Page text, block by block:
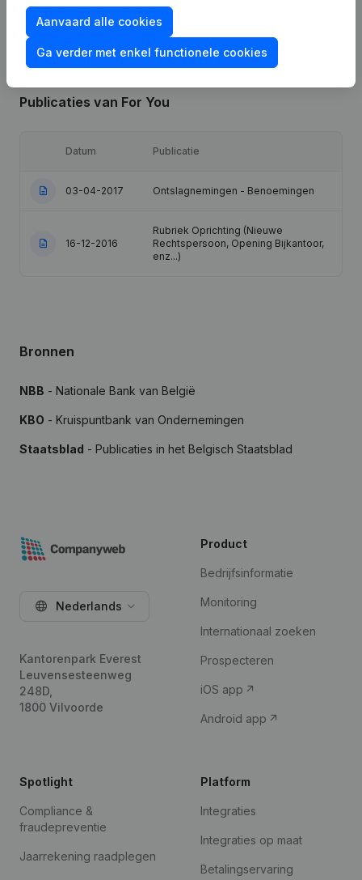
Brutomarge
Publicaties van For You
Datum Publicatie
03-04-2017 Ontslagnemingen - Benoemingen
16-12-2016
Rubriek Oprichting (Nieuwe
Rechtspersoon, Opening Bijkantoor,
enz...)
Bronnen
NBB - Nationale Bank van België
KBO - Kruispuntbank van Ondernemingen
Staatsblad - Publicaties in het Belgisch Staatsblad
Aanvaard alle cookies
Ga verder met enkel functionele cookies
Nederlands
Kantorenpark Everest
Leuvensesteenweg
248D,
1800 Vilvoorde
Product
Bedrijfsinformatie
Monitoring
Internationaal zoeken
Prospecteren
iOS app
Android app
Spotlight
Compliance &
fraudepreventie
Jaarrekening raadplegen
Platform
Integraties
Integraties op maat
Betalingservaring